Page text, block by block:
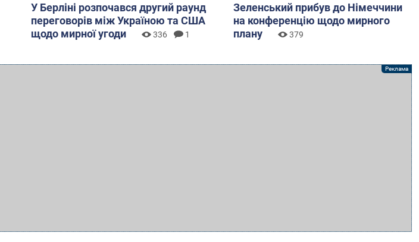
У Берліні розпочався другий раунд
переговорів між Україною та США
щодо мирної угоди
336 1
Зеленський прибув до Німеччини
на конференцію щодо мирного
плану
379